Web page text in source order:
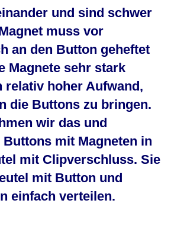
und sind schwer
muss vor
an den Button geheftet
Magnete sehr stark
relativ hoher Aufwand,
die Buttons zu bringen.
wir das und
mit Magneten in
mit Clipverschluss. Sie
mit Button und
einfach verteilen.